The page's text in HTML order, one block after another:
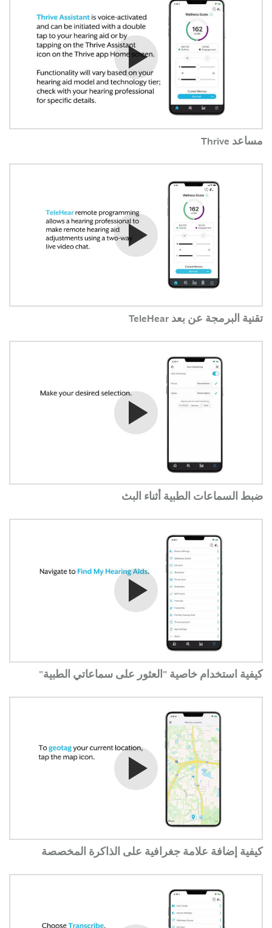
شاهد الفيديو
مساعد Thrive
شاهد الفيديو
تقنية البرمجة عن بعد TeleHear
شاهد الفيديو
ضبط السماعات الطبية أثناء البث
شاهد الفيديو
كيفية استخدام خاصية "العثور على سماعاتي الطبية"
شاهد الفيديو
كيفية إضافة علامة جغرافية على الذاكرة المخصصة